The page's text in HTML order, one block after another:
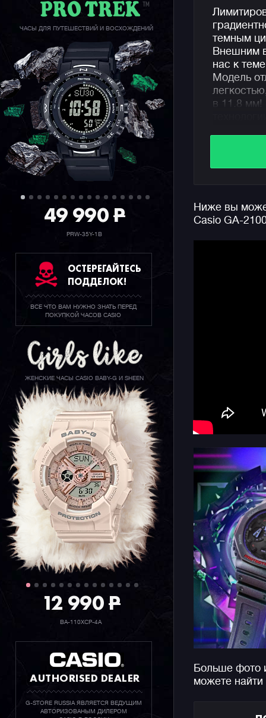
ЧАСЫ ДЛЯ ПУТЕШЕСТВИЙ И ВОСХОЖДЕНИЙ
49 990P
PRW-35Y-1B
ОСТЕРЕГАЙТЕСЬ
ПОДДЕЛОК!
ВСЕ ЧТО ВАМ НУЖНО ЗНАТЬ ПЕРЕД
ПОКУПКОЙ ЧАСОВ CASIO
ЖЕНСКИЕ ЧАСЫ CASIO BABY-G И SHEEN
12 990P
BA-110XCP-4A
AUTHORISED DEALER
G-STORE RUSSIA ЯВЛЯЕТСЯ ВЕДУЩИМ
АВТОРИЗОВАНЫМ ДИЛЕРОМ
темным
Внешним
нас к
Модель
в 11.8 мм!
Еще одна
Ниже вы
Casio GA-
Больше фото
можете